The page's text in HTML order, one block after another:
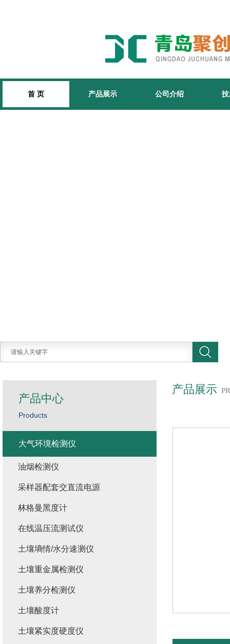
首 页 产品展示 公司介绍
产品展示
产品中心
Products
大气环境检测仪
油烟检测仪
采样器配套交直流电源
林格曼黑度计
在线温压流测试仪
土壤墒情/水分速测仪
土壤重金属检测仪
土壤养分检测仪
土壤酸度计
土壤紧实度硬度仪